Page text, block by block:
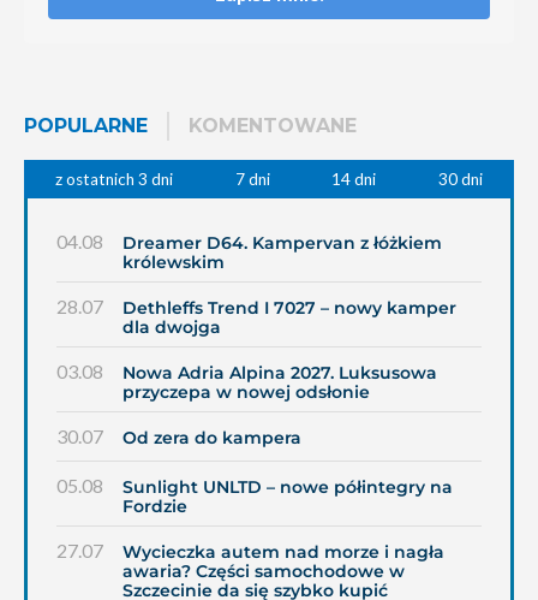
POPULARNE KOMENTOWANE
z ostatnich 3 dni 7 dni 14 dni 30 dni
04.08
Dreamer D64. Kampervan z łóżkiem
królewskim
28.07
Dethleffs Trend I 7027 – nowy kamper
dla dwojga
03.08
Nowa Adria Alpina 2027. Luksusowa
przyczepa w nowej odsłonie
30.07 Od zera do kampera
05.08
Sunlight UNLTD – nowe półintegry na
Fordzie
27.07
Wycieczka autem nad morze i nagła
awaria? Części samochodowe w
Szczecinie da się szybko kupić